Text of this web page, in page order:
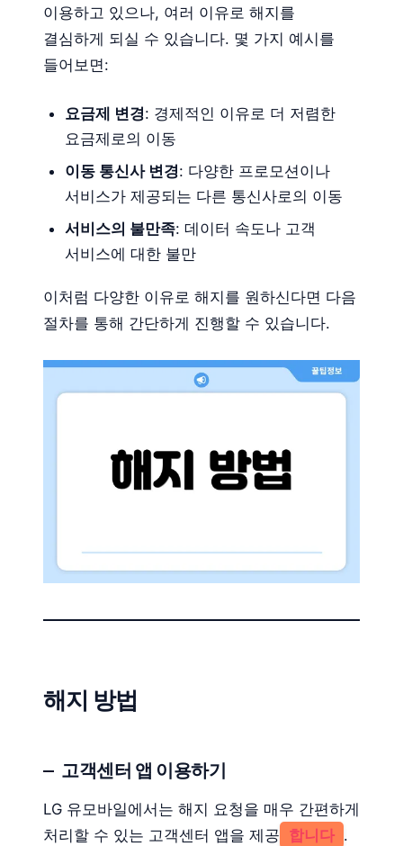
이용하고 있으나, 여러 이유로 해지를
결심하게 되실 수 있습니다. 몇 가지 예시를
들어보면:
요금제 변경: 경제적인 이유로 더 저렴한
요금제로의 이동
이동 통신사 변경: 다양한 프로모션이나
서비스가 제공되는 다른 통신사로의 이동
서비스의 불만족: 데이터 속도나 고객
서비스에 대한 불만
이처럼 다양한 이유로 해지를 원하신다면 다음
절차를 통해 간단하게 진행할 수 있습니다.
해지 방법
고객센터 앱 이용하기
LG 유모바일에서는 해지 요청을 매우 간편하게
처리할 수 있는 고객센터 앱을 제공 합니다 .